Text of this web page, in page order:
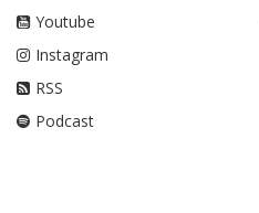
Youtube
Instagram
RSS
Podcast